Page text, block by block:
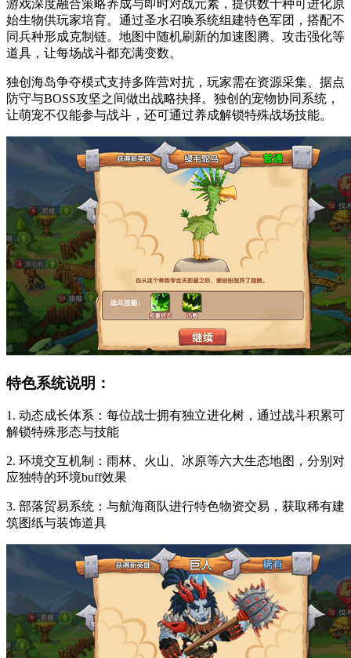
游戏深度融合策略养成与即时对战元素，提供数十种可进化原
始生物供玩家培育。通过圣水召唤系统组建特色军团，搭配不
同兵种形成克制链。地图中随机刷新的加速图腾、攻击强化等
道具，让每场战斗都充满变数。
独创海岛争夺模式支持多阵营对抗，玩家需在资源采集、据点
防守与BOSS攻坚之间做出战略抉择。独创的宠物协同系统，
让萌宠不仅能参与战斗，还可通过养成解锁特殊战场技能。
特色系统说明：
1. 动态成长体系：每位战士拥有独立进化树，通过战斗积累可
解锁特殊形态与技能
2. 环境交互机制：雨林、火山、冰原等六大生态地图，分别对
应独特的环境buff效果
3. 部落贸易系统：与航海商队进行特色物资交易，获取稀有建
筑图纸与装饰道具